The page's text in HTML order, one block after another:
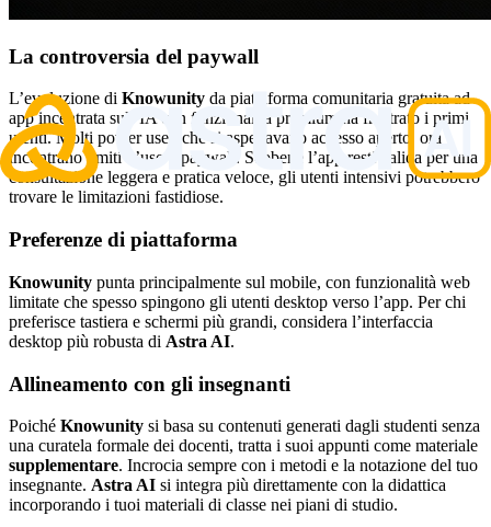
La controversia del paywall
L’evoluzione di Knowunity da piattaforma comunitaria gratuita ad
app incentrata sull’IA con funzionalità premium ha frustrato i primi
utenti. Molti power user, che si aspettavano accesso aperto, ora
incontrano limiti d’uso e paywall. Sebbene l’app resti valida per una
consultazione leggera e pratica veloce, gli utenti intensivi potrebbero
trovare le limitazioni fastidiose.
Preferenze di piattaforma
Knowunity punta principalmente sul mobile, con funzionalità web
limitate che spesso spingono gli utenti desktop verso l’app. Per chi
preferisce tastiera e schermi più grandi, considera l’interfaccia
desktop più robusta di Astra AI.
Allineamento con gli insegnanti
Poiché Knowunity si basa su contenuti generati dagli studenti senza
una curatela formale dei docenti, tratta i suoi appunti come materiale
supplementare. Incrocia sempre con i metodi e la notazione del tuo
insegnante. Astra AI si integra più direttamente con la didattica
incorporando i tuoi materiali di classe nei piani di studio.